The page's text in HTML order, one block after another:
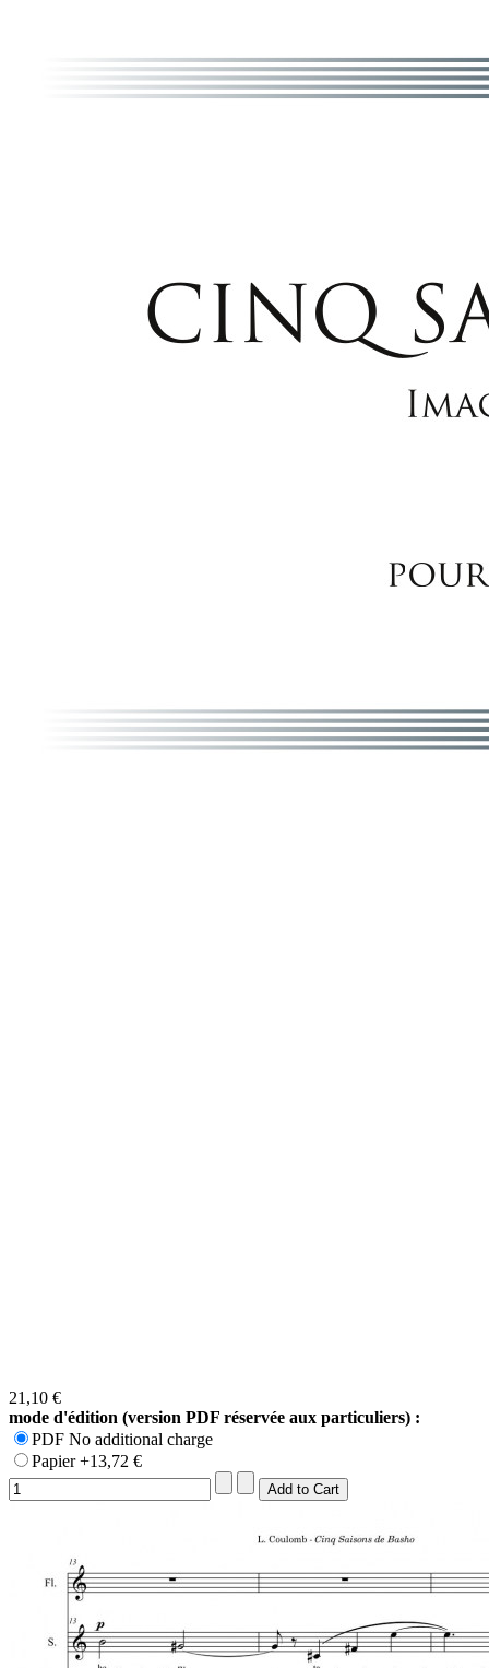
21,10 €
mode d'édition (version PDF réservée aux particuliers) :
PDF No additional charge
Papier +13,72 €